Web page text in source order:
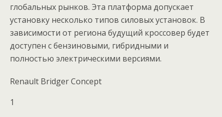
глобальных рынков. Эта платформа допускает
установку несколько типов силовых установок. В
зависимости от региона будущий кроссовер будет
доступен с бензиновыми, гибридными и
полностью электрическими версиями.
Renault Bridger Concept
1